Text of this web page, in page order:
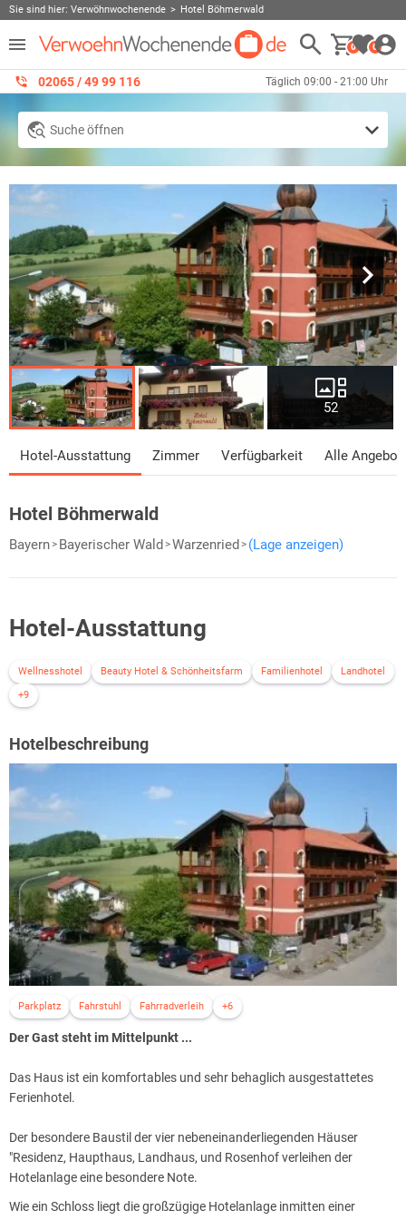
Sie sind hier: Verwöhnwochenende Hotel Böhmerwald
0 0
02065 / 49 ‌99 116 Täglich 09:00 - 21:00 Uhr
Suche öffnen
52
Hotel-Ausstattung Zimmer Verfügbarkeit Alle
Hotel Böhmerwald
Bayern Bayerischer Wald Warzenried (Lage anzeigen)
Hotel-Ausstattung
Wellnesshotel Beauty Hotel & Schönheitsfarm Familienhotel
Landhotel
+9
Hotelbeschreibung
Parkplatz Fahrstuhl Fahrradverleih +6
Der Gast steht im Mittelpunkt ...
Das Haus ist ein komfortables und sehr behaglich ausgestattetes
Ferienhotel.
Der besondere Baustil der vier nebeneinanderliegenden Häuser
"Residenz, Haupthaus, Landhaus, und Rosenhof verleihen der
Hotelanlage eine besondere Note.
Wie ein Schloss liegt die großzügige Hotelanlage inmitten einer